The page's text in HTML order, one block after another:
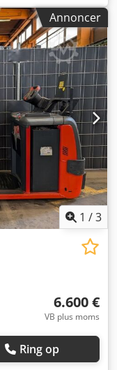
Stand: Klar
stand: God
Eef
Annoncer
1 /3
6.600 €
VB plus moms
Ring op